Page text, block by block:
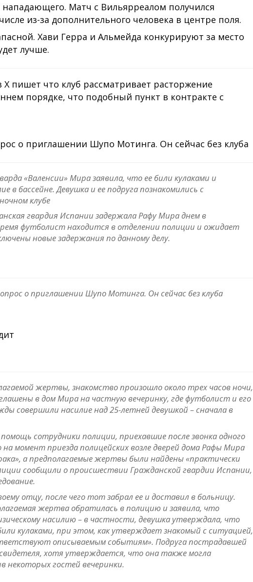
Матч с Вильярреалом получился
из-за дополнительного человека в центре поля.
Хави Герра и Альмейда конкурируют за место
лучше.
пишет что клуб рассматривает расторжение
порядке, что подобный пункт в контракте с
о приглашении Шупо Мотинга. Он сейчас без клуба
«Валенсии» Мира заявила, что ее били кулаками и
в бассейне. Девушка и ее подруга познакомились с
клубе
гвардия Испании задержала Рафу Мира днем в
футболист находится в отделении полиции и ожидает
новые задержания по данному делу.
о приглашении Шупо Мотинга. Он сейчас без клуба
жертвы, знакомство произошло около трех часов ночи,
в дом Мира на частную вечеринку, где футболист и его
совершили насилие над 25-летней девушкой – сначала в
помощь сотрудники полиции, приехавшие после звонка одного
на момент приезда полицейских возле дверей дома Рафы Мира
а предполагаемые жертвы были найдены «практически
сообщили о происшествии Гражданской гвардии Испании,
отцу, после чего тот забрал ее и доставил в больницу.
жертва обратилась в полицию и заявила, что
насилию – в частности, девушка утверждала, что
кулаками, при этом, как утверждает знакомый с ситуацией,
описываемым событиям». Подруга пострадавшей
хотя утверждается, что она также могла
некоторых гостей вечеринки.